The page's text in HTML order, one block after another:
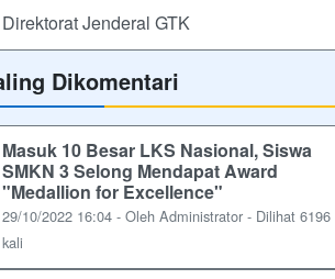
Direktorat Jenderal GTK
Dikomentari
Masuk 10 Besar LKS Nasional, Siswa
SMKN 3 Selong Mendapat Award
"Medallion for Excellence"
29/10/2022 16:04 - Oleh Administrator - Dilihat 6196
kali